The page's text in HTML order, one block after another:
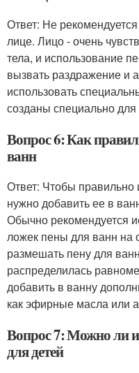
Ответ: Не
лице. Лицо - очень
тела, и использование
вызвать раздражение и
использовать
созданы специально для
Вопрос 6: Как
ванн
Ответ: Чтобы правильно
нужно добавить ее в
Обычно рекомендуется
ложек пены для ванн на
размешать пену для
распределилась
добавить в ванну
как эфирные масла или
Вопрос 7: Можно ли
для детей